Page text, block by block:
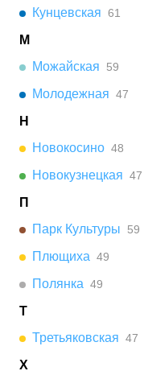
Кунцевская 61
М
Можайская
59
Молодежная 47
Н
Новокосино 48
Новокузнецкая 47
П
Парк Культуры
59
Плющиха 49
Полянка 49
Т
Третьяковская 47
Х